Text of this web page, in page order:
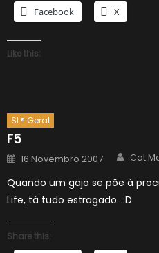
Facebook X
Like this:
SL® Geral
F5
Posted
on
16 Novembro 2007 Cat
Quando um gajo se põe à
Life, tá tudo estragado…:D
Share this: